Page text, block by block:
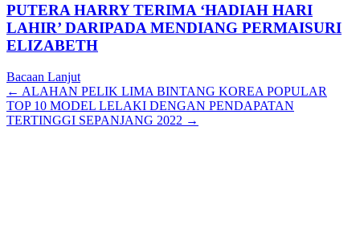
PUTERA HARRY TERIMA ‘HADIAH HARI
LAHIR’ DARIPADA MENDIANG PERMAISURI
ELIZABETH
Bacaan Lanjut
Posts
navigation
← ALAHAN PELIK LIMA BINTANG KOREA POPULAR
TOP 10 MODEL LELAKI DENGAN PENDAPATAN
TERTINGGI SEPANJANG 2022 →